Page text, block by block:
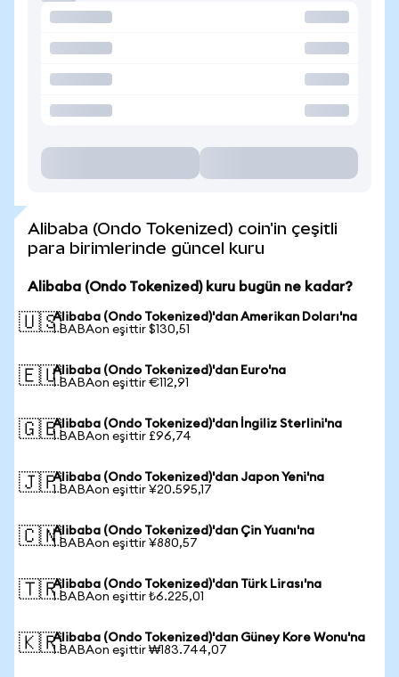
Alibaba (Ondo Tokenized) coin'in çeşitli
para birimlerinde güncel kuru
Alibaba (Ondo Tokenized) kuru bugün ne kadar?
🇺🇸Alibaba (Ondo Tokenized)'dan Amerikan Doları'na
1 BABAon eşittir $130,51
🇪🇺Alibaba (Ondo Tokenized)'dan Euro'na
1 BABAon eşittir €112,91
🇬🇧Alibaba (Ondo Tokenized)'dan İngiliz Sterlini'na
1 BABAon eşittir £96,74
🇯🇵Alibaba (Ondo Tokenized)'dan Japon Yeni'na
1 BABAon eşittir ¥20.595,17
🇨🇳Alibaba (Ondo Tokenized)'dan Çin Yuanı'na
1 BABAon eşittir ¥880,57
🇹🇷Alibaba (Ondo Tokenized)'dan Türk Lirası'na
1 BABAon eşittir ₺6.225,01
🇰🇷Alibaba (Ondo Tokenized)'dan Güney Kore Wonu'na
1 BABAon eşittir ₩183.744,07